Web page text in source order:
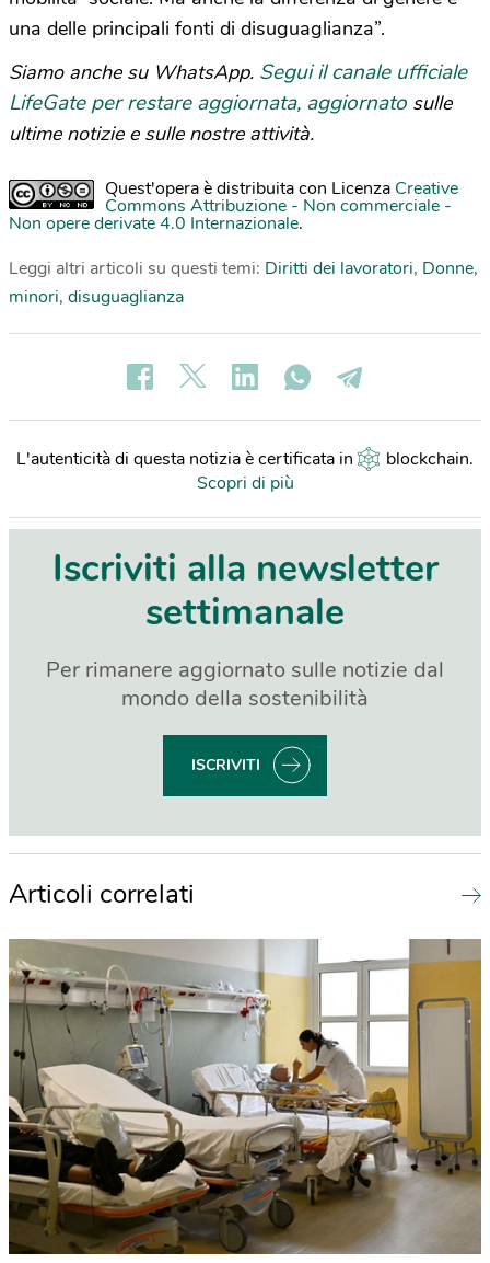
una delle principali fonti di disuguaglianza”.
Siamo anche su WhatsApp. Segui il canale ufficiale
LifeGate per restare aggiornata, aggiornato sulle
ultime notizie e sulle nostre attività.
Quest'opera è distribuita con Licenza Creative
Commons Attribuzione - Non commerciale -
Non opere derivate 4.0 Internazionale.
Leggi altri articoli su questi temi: Diritti dei lavoratori, Donne,
minori, disuguaglianza
L'autenticità di questa notizia è certificata in blockchain.
Scopri di più
Iscriviti alla newsletter
settimanale
Per rimanere aggiornato sulle notizie dal
mondo della sostenibilità
ISCRIVITI
Articoli correlati